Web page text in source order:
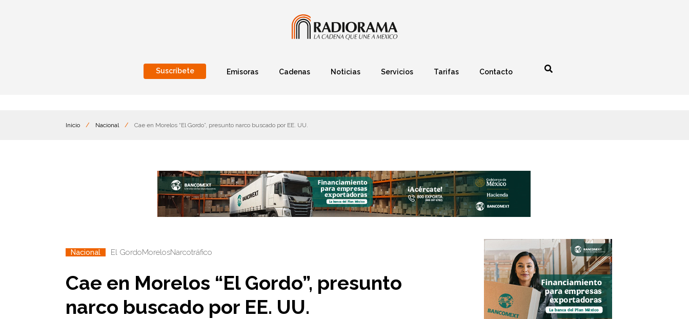
Suscríbete Emisoras Cadenas Noticias Servicios Tarifas Contacto
Inicio / Nacional / Cae en Morelos “El Gordo”, presunto narco buscado por EE. UU.
Nacional El GordoMorelosNarcotráfico
Cae en Morelos “El Gordo”, presunto
narco buscado por EE. UU.